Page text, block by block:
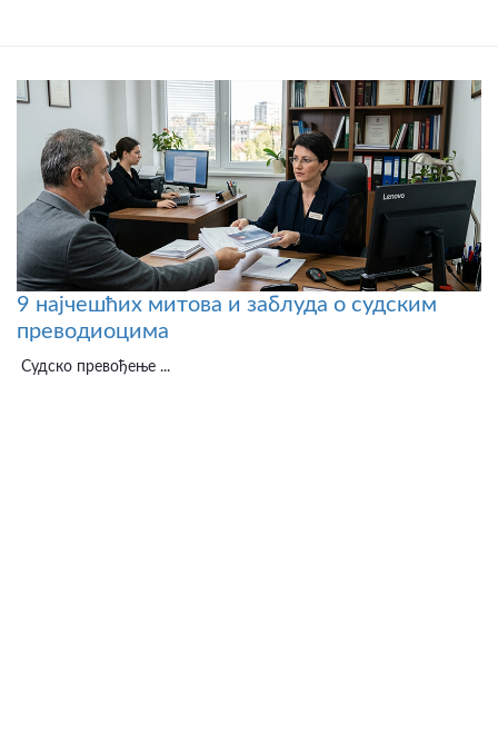
9 најчешћих митова и заблуда о судским
преводиоцима
Судско превођење ...